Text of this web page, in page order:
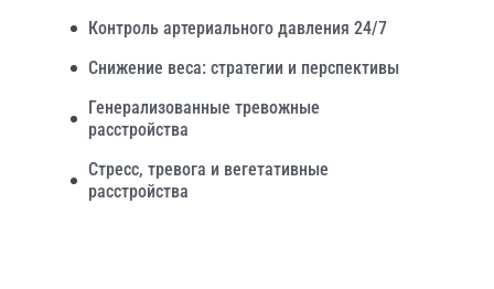
Контроль артериального давления 24/7
Снижение веса: стратегии и перспективы
Генерализованные тревожные
расстройства
Стресс, тревога и вегетативные
расстройства